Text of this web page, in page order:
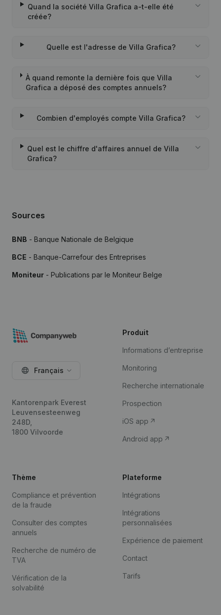
Quand la société Villa Grafica a-t-elle été
créée?
Quelle est l'adresse de Villa Grafica?
À quand remonte la dernière fois que Villa
Grafica a déposé des comptes annuels?
Combien d'employés compte Villa Grafica?
Quel est le chiffre d'affaires annuel de Villa
Grafica?
Sources
BNB - Banque Nationale de Belgique
BCE - Banque-Carrefour des Entreprises
Moniteur - Publications par le Moniteur Belge
Français
Kantorenpark Everest
Leuvensesteenweg
248D,
1800 Vilvoorde
Produit
Informations d’entreprise
Monitoring
Recherche internationale
Prospection
iOS app
Android app
Thème
Compliance et prévention
de la fraude
Consulter des comptes
annuels
Recherche de numéro de
TVA
Vérification de la
solvabilité
Plateforme
Intégrations
Intégrations
personnalisées
Expérience de paiement
Contact
Tarifs